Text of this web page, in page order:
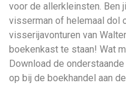
voor de allerkleinsten. Ben
visserman of helemaal dol
visserijavonturen van
boekenkast te staan! Wat
Download de
op bij de boekhandel aan